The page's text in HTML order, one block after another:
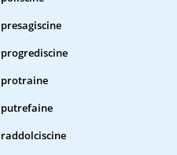
presagiscine
progrediscine
protraine
putrefaine
raddolciscine